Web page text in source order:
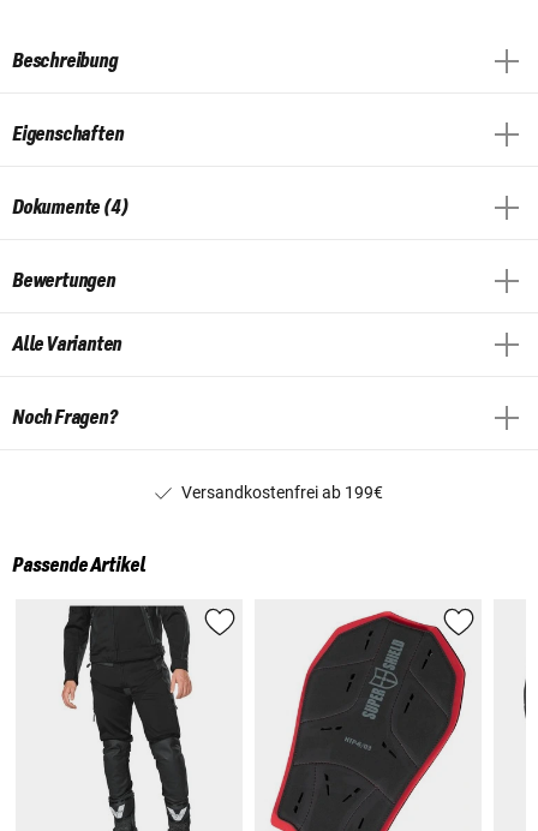
Beschreibung
Eigenschaften
Dokumente (4)
Bewertungen
Alle Varianten
Noch Fragen?
Versandkostenfrei ab 199€
Passende Artikel